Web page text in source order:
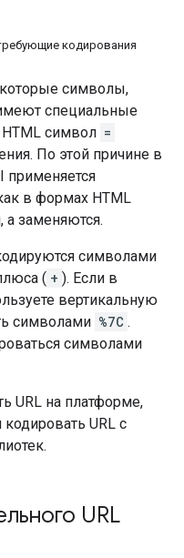
кодирования
символы,
специальные
символ =
По этой причине в
применяется
в формах HTML
заменяются.
символами
( + ). Если в
вертикальную
символами %7C .
символами
URL на платформе,
URL с
URL